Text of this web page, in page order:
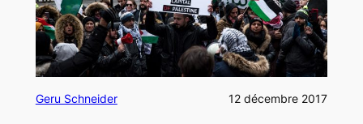
Geru Schneider 12 décembre 2017